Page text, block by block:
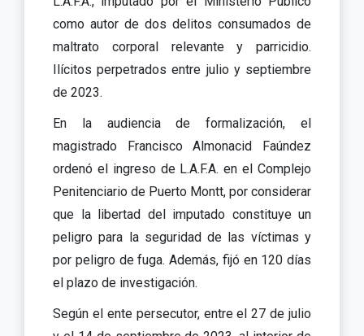
como autor de dos delitos consumados de
maltrato corporal relevante y parricidio.
Ilícitos perpetrados entre julio y septiembre
de 2023.
En la audiencia de formalización, el
magistrado Francisco Almonacid Faúndez
ordenó el ingreso de L.A.F.A. en el Complejo
Penitenciario de Puerto Montt, por considerar
que la libertad del imputado constituye un
peligro para la seguridad de las víctimas y
por peligro de fuga. Además, fijó en 120 días
el plazo de investigación.
Según el ente persecutor, entre el 27 de julio